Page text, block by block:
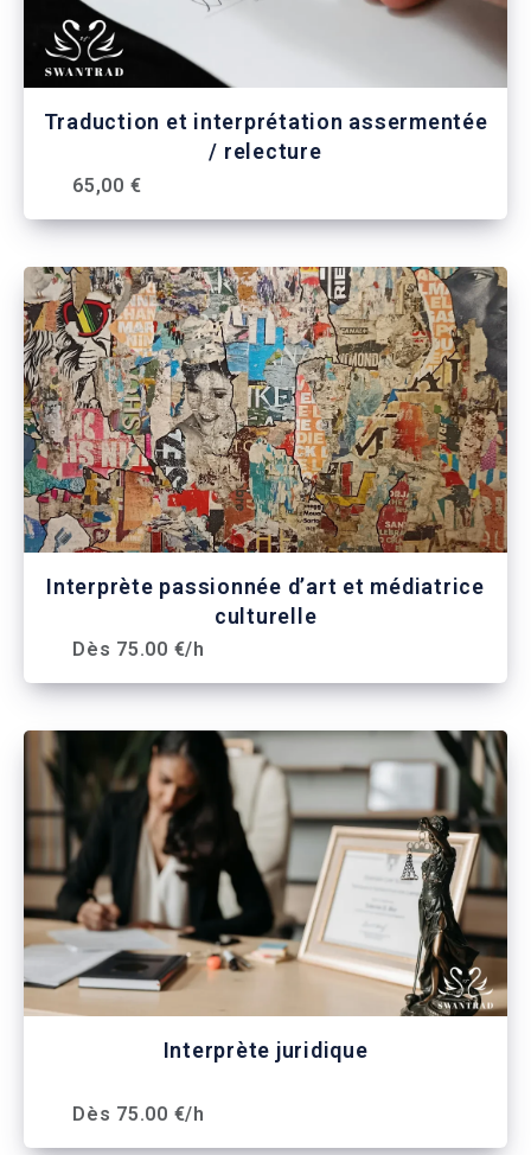
Traduction et interprétation assermentée
/ relecture
65,00 €
Interprète passionnée d’art et médiatrice
culturelle
Dès 75.00 €/h
Interprète juridique
Dès 75.00 €/h